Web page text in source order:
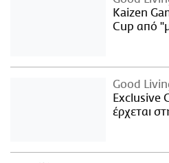
Kaizen
Cup από
Good
Exclusive
έρχεται